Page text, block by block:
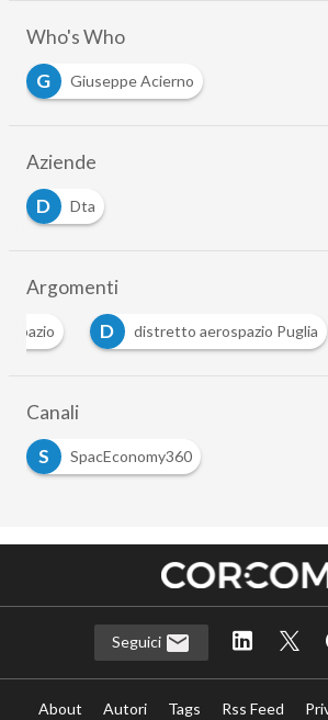
Who's Who
G
Giuseppe Acierno
Aziende
D
Dta
Argomenti
D distretto aerospazio Puglia
Canali
S
SpacEconomy360
Seguici
About Autori Tags Rss Feed